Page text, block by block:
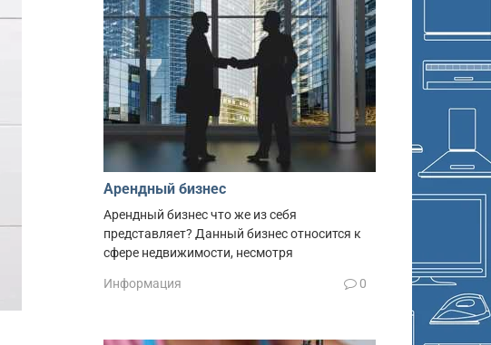
Арендный бизнес
Арендный бизнес что же из себя
представляет? Данный бизнес относится к
сфере недвижимости, несмотря
Информация 0